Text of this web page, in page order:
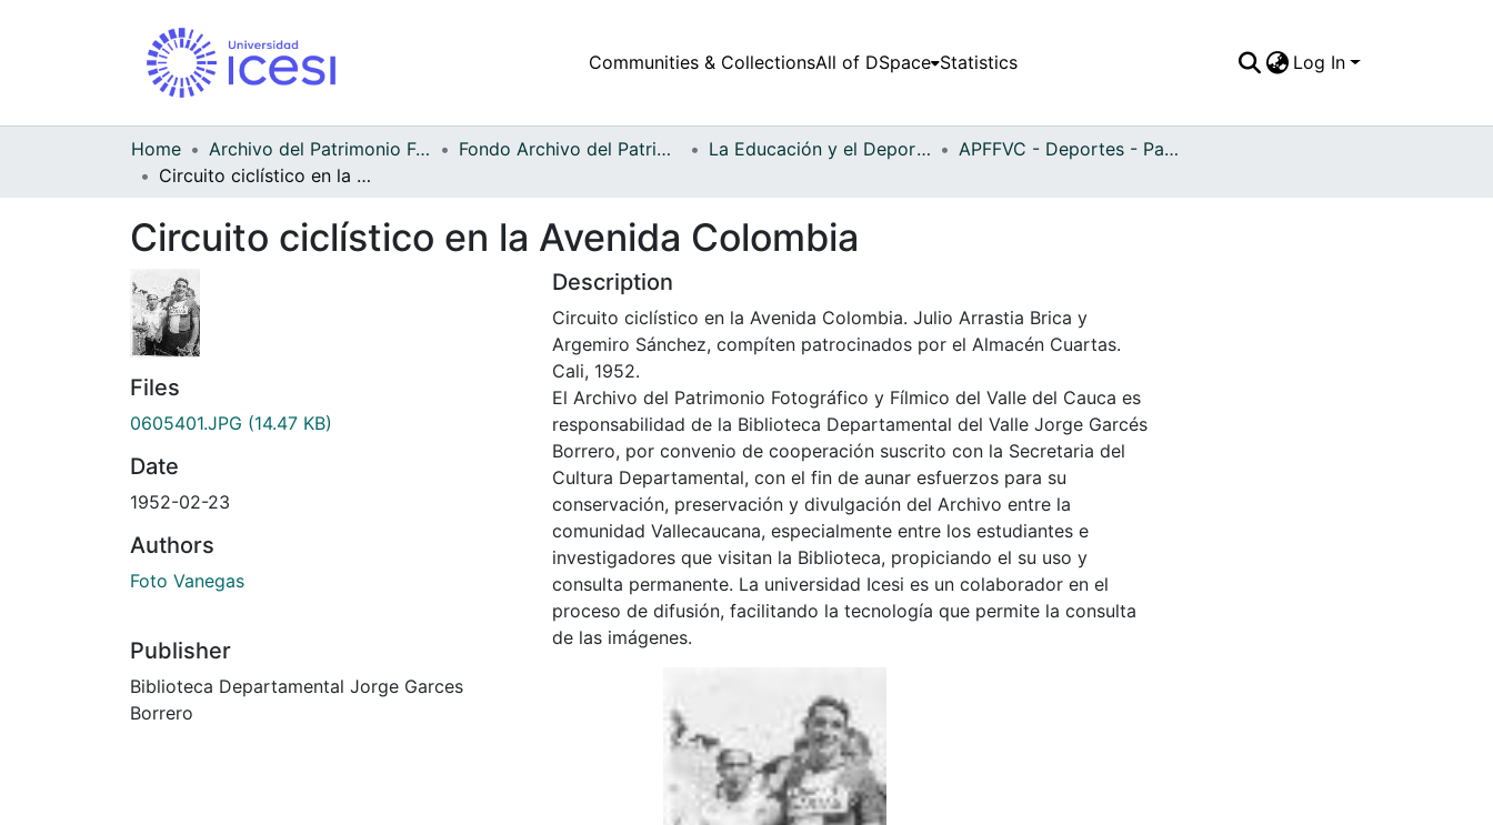
Communities & CollectionsAll of DSpace Statistics Log In
Home Archivo del Patrimonio Fotográfico y Fílmico del Valle del Cauca Fondo Archivo del Patrimonio Fotográfico y Fílmico del Valle del Cauca La Educación y el Deporte
APFFVC - Deportes - Patrimonial
Circuito ciclístico en la Avenida Colombia
Circuito ciclístico en la Avenida Colombia
Files
0605401.JPG (14.47 KB)
Date
1952-02-23
Authors
Foto Vanegas
Publisher
Biblioteca Departamental Jorge Garces
Borrero
Description
Circuito ciclístico en la Avenida Colombia. Julio Arrastia Brica y
Argemiro Sánchez, compíten patrocinados por el Almacén Cuartas.
Cali, 1952.
El Archivo del Patrimonio Fotográfico y Fílmico del Valle del Cauca es
responsabilidad de la Biblioteca Departamental del Valle Jorge Garcés
Borrero, por convenio de cooperación suscrito con la Secretaria del
Cultura Departamental, con el fin de aunar esfuerzos para su
conservación, preservación y divulgación del Archivo entre la
comunidad Vallecaucana, especialmente entre los estudiantes e
investigadores que visitan la Biblioteca, propiciando el su uso y
consulta permanente. La universidad Icesi es un colaborador en el
proceso de difusión, facilitando la tecnología que permite la consulta
de las imágenes.